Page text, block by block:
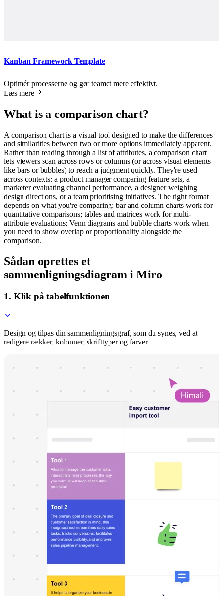
Kanban Framework Template
Optimér processerne og gør teamet mere effektivt.
Læs mere
What is a comparison chart?
A comparison chart is a visual tool designed to make the differences
and similarities between two or more options immediately apparent.
Rather than reading through a list of attributes, a comparison chart
lets viewers scan across rows or columns (or across visual elements
like bars or bubbles) to reach a judgment quickly. They're used
across contexts: a product manager comparing feature sets, a
marketer evaluating channel performance, a designer weighing
design directions, or a team prioritising initiatives. The right format
depends on what you're comparing: bar and column charts work for
quantitative comparisons; tables and matrices work for multi-
attribute evaluations; Venn diagrams and bubble charts work when
you need to show overlap or proportionality alongside the
comparison.
Sådan oprettes et
sammenligningsdiagram i Miro
1. Klik på tabelfunktionen
Design og tilpas din sammenligningsgraf, som du synes, ved at
redigere rækker, kolonner, skrifttyper og farver.